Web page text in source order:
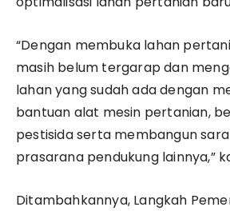
“Dengan membuka lahan
masih belum tergarap dan
lahan yang sudah ada dengan
bantuan alat mesin pertanian,
pestisida serta membangun
prasarana pendukung lainnya,”
Ditambahkannya, Langkah